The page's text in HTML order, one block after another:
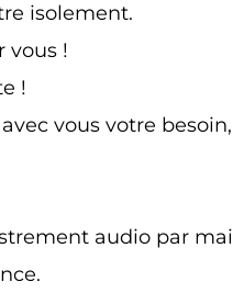
isolement.
vous !
!
vous votre
audio par